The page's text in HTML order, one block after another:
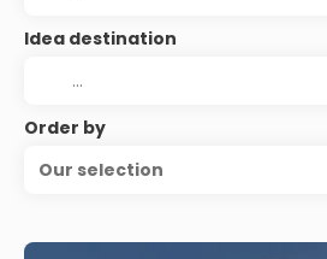
Idea destination
Order by
Our selection